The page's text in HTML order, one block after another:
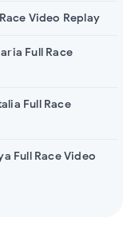
Video Replay
Full Race
Full Race
Full Race Video